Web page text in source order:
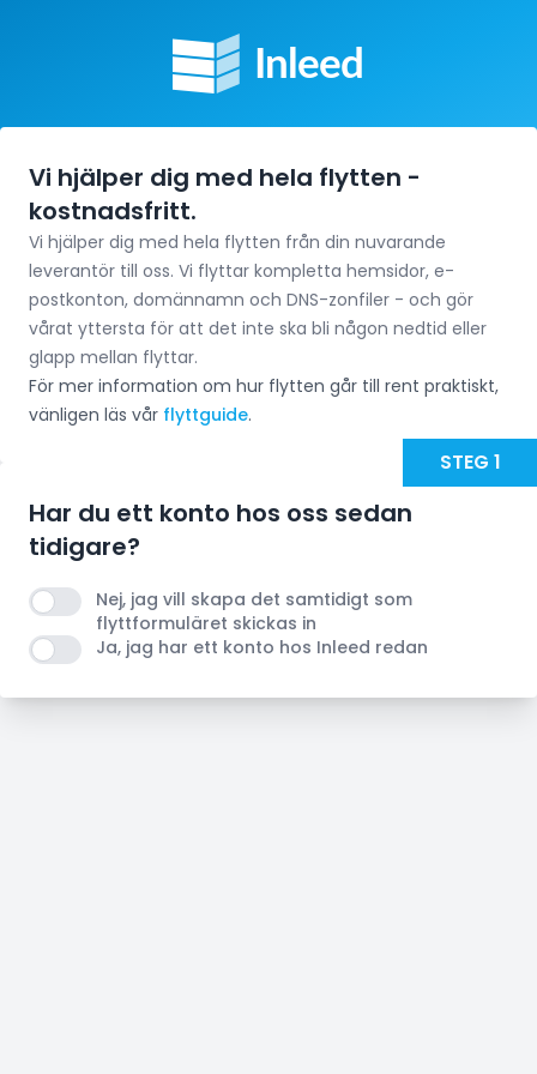
Vi hjälper dig med hela flytten -
kostnadsfritt.
Vi hjälper dig med hela flytten från din nuvarande
leverantör till oss. Vi flyttar kompletta hemsidor, e-
postkonton, domännamn och DNS-zonfiler - och gör
vårat yttersta för att det inte ska bli någon nedtid eller
glapp mellan flyttar.
För mer information om hur flytten går till rent praktiskt,
vänligen läs vår flyttguide.
STEG 1
Har du ett konto hos oss sedan
tidigare?
Nej, jag vill skapa det samtidigt som
flyttformuläret skickas in
Ja, jag har ett konto hos Inleed redan